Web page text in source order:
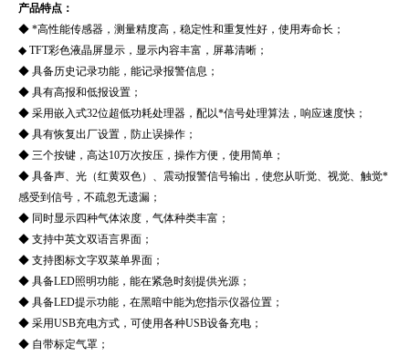
产品特点：
◆ *高性能传感器，测量精度高，稳定性和重复性好，使用寿命长；
◆ TFT彩色液晶屏显示，显示内容丰富，屏幕清晰；
◆ 具备历史记录功能，能记录报警信息；
◆ 具有高报和低报设置；
◆ 采用嵌入式32位超低功耗处理器，配以*信号处理算法，响应速度快；
◆ 具有恢复出厂设置，防止误操作；
◆ 三个按键，高达10万次按压，操作方便，使用简单；
◆ 具备声、光（红黄双色）、震动报警信号输出，使您从听觉、视觉、触觉*
感受到信号，不疏忽无遗漏；
◆ 同时显示四种气体浓度，气体种类丰富；
◆ 支持中英文双语言界面；
◆ 支持图标文字双菜单界面；
◆ 具备LED照明功能，能在紧急时刻提供光源；
◆ 具备LED提示功能，在黑暗中能为您指示仪器位置；
◆ 采用USB充电方式，可使用各种USB设备充电；
◆ 自带标定气罩；